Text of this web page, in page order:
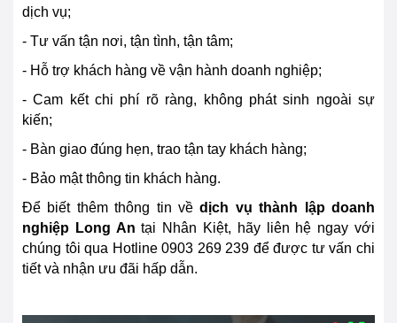
dịch vụ;
- Tư vấn tận nơi, tận tình, tận tâm;
- Hỗ trợ khách hàng về vận hành doanh nghiệp;
- Cam kết chi phí rõ ràng, không phát sinh ngoài sự
kiến;
- Bàn giao đúng hẹn, trao tận tay khách hàng;
- Bảo mật thông tin khách hàng.
Để biết thêm thông tin vềdịch vụ thành lập doanh
nghiệp Long An tại Nhân Kiệt, hãy liên hệ ngay với
chúng tôi qua Hotline 0903 269 239 để được tư vấn chi
tiết và nhận ưu đãi hấp dẫn.